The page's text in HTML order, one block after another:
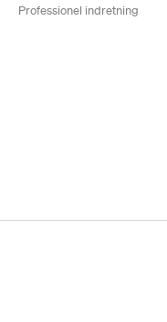
Professionel indretning